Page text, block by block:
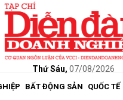
Thứ Sáu, 07/08/2026
BẤT ĐỘNG SẢN QUỐC TẾ